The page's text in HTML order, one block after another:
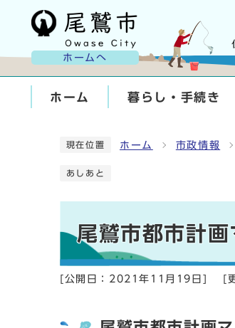
ホームへ
ホーム 暮らし・手続き
現在位置 ホーム 市政情報
あしあと
尾鷲市都市計画
[公開日： 2021年11月19日 [